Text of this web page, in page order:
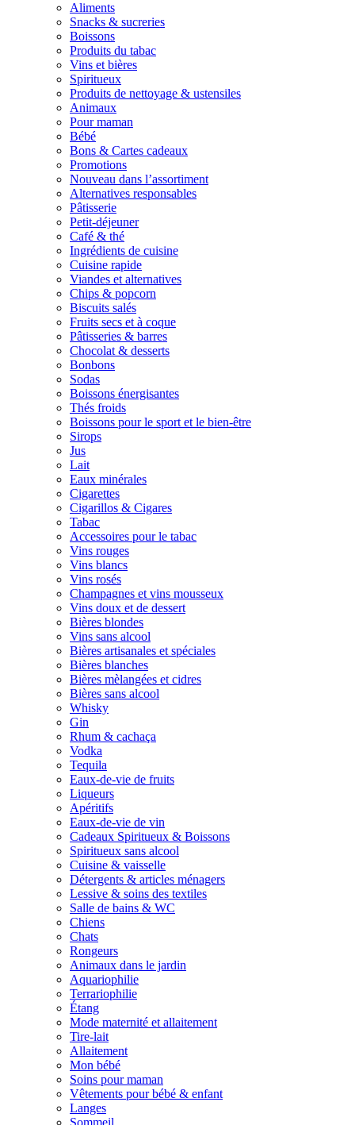
Aliments
Snacks & sucreries
Boissons
Produits du tabac
Vins et bières
Spiritueux
Produits de nettoyage & ustensiles
Animaux
Pour maman
Bébé
Bons & Cartes cadeaux
Promotions
Nouveau dans l’assortiment
Alternatives responsables
Pâtisserie
Petit-déjeuner
Café & thé
Ingrédients de cuisine
Cuisine rapide
Viandes et alternatives
Chips & popcorn
Biscuits salés
Fruits secs et à coque
Pâtisseries & barres
Chocolat & desserts
Bonbons
Sodas
Boissons énergisantes
Thés froids
Boissons pour le sport et le bien-être
Sirops
Jus
Lait
Eaux minérales
Cigarettes
Cigarillos & Cigares
Tabac
Accessoires pour le tabac
Vins rouges
Vins blancs
Vins rosés
Champagnes et vins mousseux
Vins doux et de dessert
Bières blondes
Vins sans alcool
Bières artisanales et spéciales
Bières blanches
Bières mèlangées et cidres
Bières sans alcool
Whisky
Gin
Rhum & cachaça
Vodka
Tequila
Eaux-de-vie de fruits
Liqueurs
Apéritifs
Eaux-de-vie de vin
Cadeaux Spiritueux & Boissons
Spiritueux sans alcool
Cuisine & vaisselle
Détergents & articles ménagers
Lessive & soins des textiles
Salle de bains & WC
Chiens
Chats
Rongeurs
Animaux dans le jardin
Aquariophilie
Terrariophilie
Étang
Mode maternité et allaitement
Tire-lait
Allaitement
Mon bébé
Soins pour maman
Vêtements pour bébé & enfant
Langes
Sommeil